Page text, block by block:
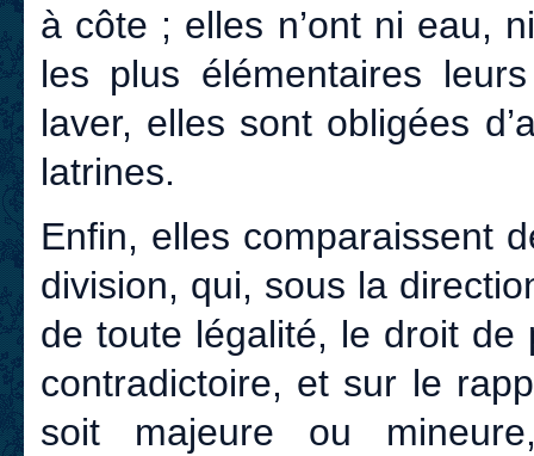
à côte ; elles n’ont ni eau,
les plus élémentaires
laver, elles sont obligées
latrines.
Enfin, elles comparaissent
division, qui, sous la
de toute légalité, le droit
contradictoire, et sur le
soit majeure ou